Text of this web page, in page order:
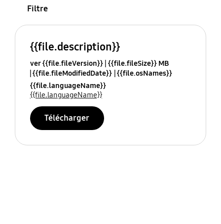
Filtre
{{file.description}}
ver {{file.fileVersion}} {{file.fileSize}} MB
{{file.fileModifiedDate}} {{file.osNames}}
{{file.languageName}}
{{file.languageName}}
Télécharger